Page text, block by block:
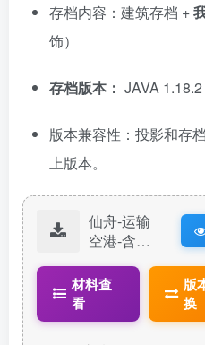
存档内容：建筑存档 +
饰）
存档版本： JAVA 1.18.2
版本兼容性：投影和存
上版本。
仙舟-运输
空港-含内
材料查
看
版
换